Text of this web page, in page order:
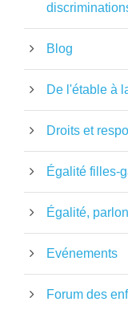
Blog
De l'étable à
Droits et
Égalité filles-
Égalité,
Evénements
Forum des